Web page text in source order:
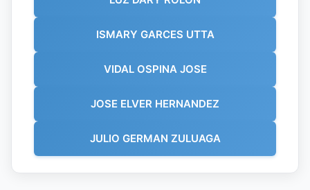
ISMARY GARCES UTTA
VIDAL OSPINA JOSE
JOSE ELVER HERNANDEZ
JULIO GERMAN ZULUAGA